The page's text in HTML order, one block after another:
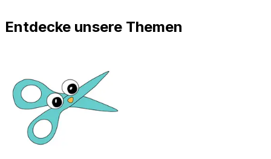
Entdecke unsere Themen